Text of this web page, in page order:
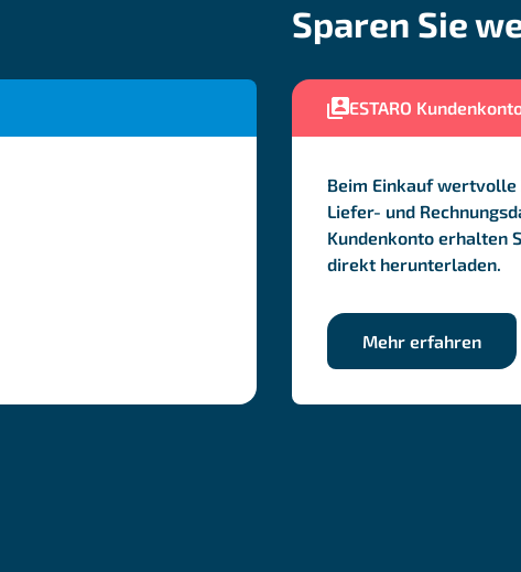
Sparen Sie
ESTARO
Beim Einkauf wertvolle
Liefer- und
Kundenkonto erhalten
direkt herunterladen.
Mehr erfahren